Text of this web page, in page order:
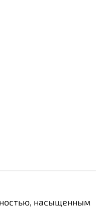
насыщенным